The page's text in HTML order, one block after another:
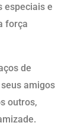
especiais e
força
de
amigos
outros,